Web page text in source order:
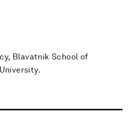
Blavatnik School of